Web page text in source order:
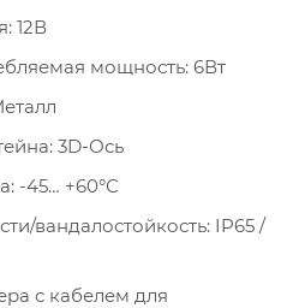
12В
мощность: 6Вт
3D-Ось
-45… +60°С
вандалостойкость: IP65 /
с кабелем для